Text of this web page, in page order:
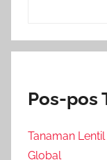
Pos-pos
Tanaman
Global